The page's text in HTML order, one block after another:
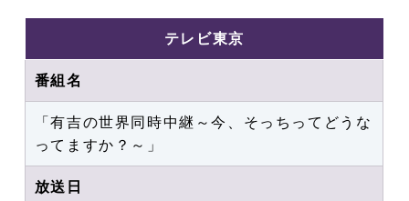
テレビ東京
番組名
「有吉の世界同時中継～今、そっちってどうな
ってますか？～」
放送日